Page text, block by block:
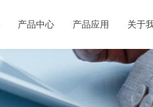
产品中心 产品应用 关于